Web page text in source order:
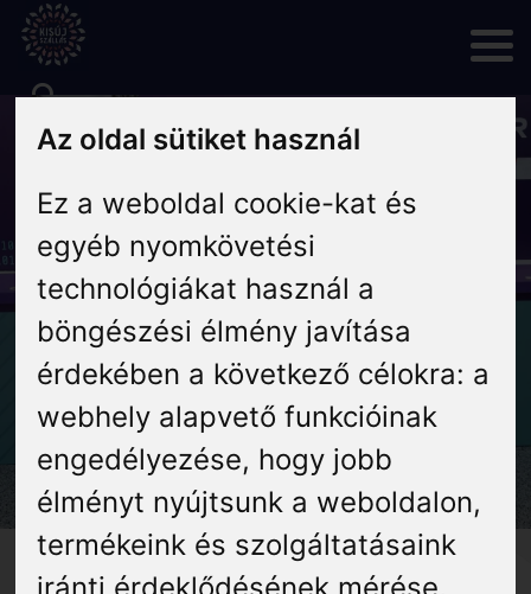
Az oldal sütiket használ
Ez a weboldal cookie-kat és
egyéb nyomkövetési
technológiákat használ a
böngészési élmény javítása
érdekében a következő célokra: a
webhely alapvető funkcióinak
engedélyezése, hogy jobb
élményt nyújtsunk a weboldalon,
termékeink és szolgáltatásaink
iránti érdeklődésének mérése,
Skip
content
Rólunk
Programok
Szállás
Vendéglátás
Élmények
Egy újabb fantasztikus siker